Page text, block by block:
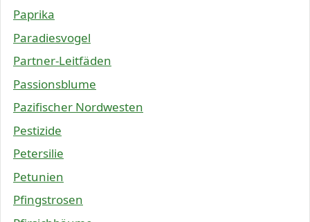
Paprika
Paradiesvogel
Partner-Leitfäden
Passionsblume
Pazifischer Nordwesten
Pestizide
Petersilie
Petunien
Pfingstrosen